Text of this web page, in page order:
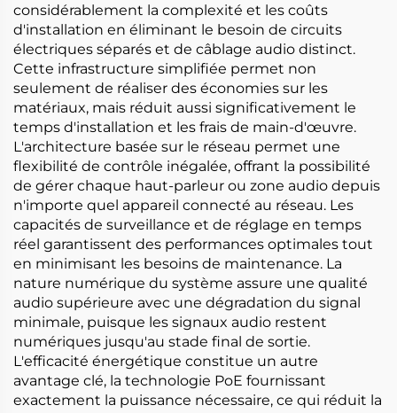
considérablement la complexité et les coûts
d'installation en éliminant le besoin de circuits
électriques séparés et de câblage audio distinct.
Cette infrastructure simplifiée permet non
seulement de réaliser des économies sur les
matériaux, mais réduit aussi significativement le
temps d'installation et les frais de main-d'œuvre.
L'architecture basée sur le réseau permet une
flexibilité de contrôle inégalée, offrant la possibilité
de gérer chaque haut-parleur ou zone audio depuis
n'importe quel appareil connecté au réseau. Les
capacités de surveillance et de réglage en temps
réel garantissent des performances optimales tout
en minimisant les besoins de maintenance. La
nature numérique du système assure une qualité
audio supérieure avec une dégradation du signal
minimale, puisque les signaux audio restent
numériques jusqu'au stade final de sortie.
L'efficacité énergétique constitue un autre
avantage clé, la technologie PoE fournissant
exactement la puissance nécessaire, ce qui réduit la